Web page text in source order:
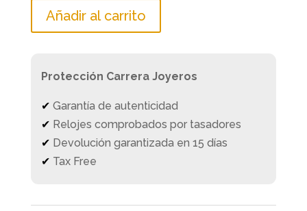
Añadir al carrito
Protección Carrera Joyeros
✔ Garantía de autenticidad
✔ Relojes comprobados por tasadores
✔ Devolución garantizada en 15 días
✔ Tax Free